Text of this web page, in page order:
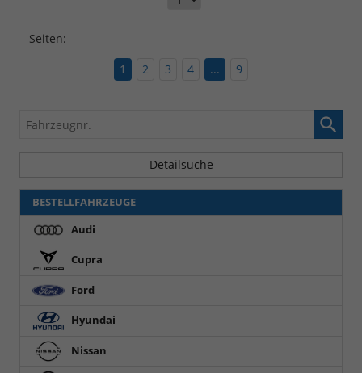
Seiten:
1
2 3 4 ... 9
Fahrzeugnr.
Detailsuche
BESTELLFAHRZEUGE
Audi
Cupra
Ford
Hyundai
Nissan